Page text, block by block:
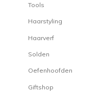
Tools
Haarstyling
Haarverf
Solden
Oefenhoofden
Giftshop